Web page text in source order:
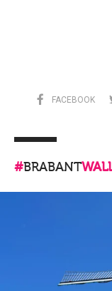
FACEBOOK
#BRABANT